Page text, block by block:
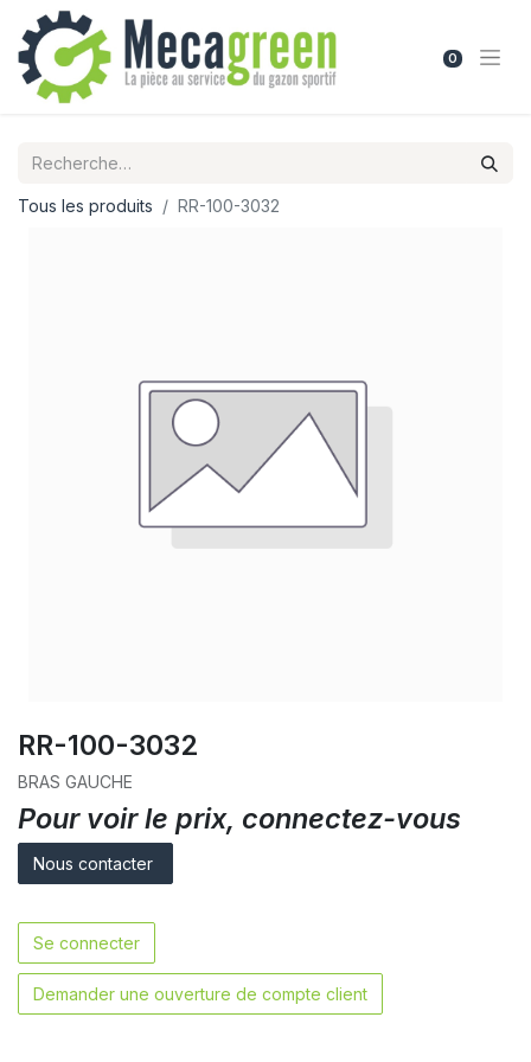
0
Tous les produits RR-100-3032
RR-100-3032
BRAS GAUCHE
Pour voir le prix, connectez-vous
Nous contacter
Se connecter
Demander une ouverture de compte client